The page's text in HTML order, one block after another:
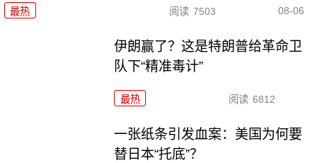
最热 阅读 7503 08-06
伊朗赢了？这是特朗普给革命卫
队下“精准毒计”
最热 阅读 6812
一张纸条引发血案：美国为何要
替日本“托底”？